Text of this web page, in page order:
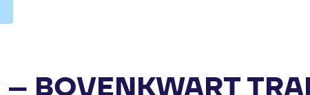
BOVENKWART